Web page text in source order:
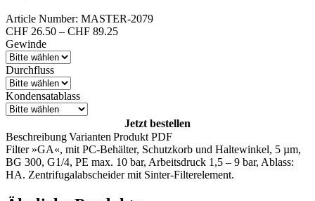
Article Number: MASTER-2079
CHF 26.50 – CHF 89.25Preisspanne:
Gewinde
Durchfluss
Kondensatablass
Jetzt bestellen
BeschreibungVarianten Produkt PDF
Filter »GA«, mit PC-Behälter, Schutzkorb und Haltewinkel, 5 µm,
BG 300, G1/4, PE max. 10 bar, Arbeitsdruck 1,5 – 9 bar, Ablass:
HA. Zentrifugalabscheider mit Sinter-Filterelement.